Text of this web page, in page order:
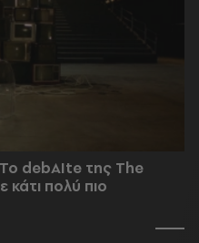
debAIte της The
πολύ πιο